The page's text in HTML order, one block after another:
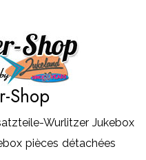
Shop
Wurlitzer Jukebox
pièces détachées